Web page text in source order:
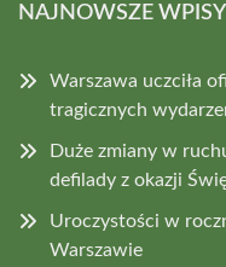
NAJNOWSZE WPISY
Warszawa uczciła
tragicznych
Duże zmiany w
defilady z okazji
Uroczystości w
Warszawie